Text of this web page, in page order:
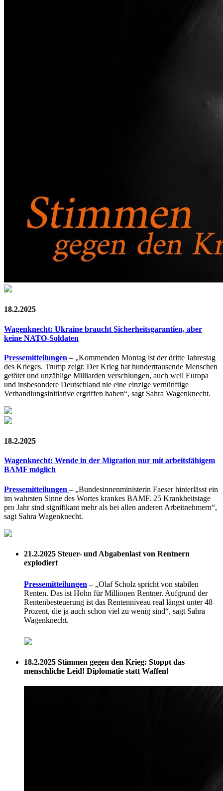
18.2.2025
Wagenknecht: Ukraine braucht Sicherheitsgarantien, aber
keine NATO-Soldaten
Pressemitteilungen – „Kommenden Montag ist der dritte Jahrestag
des Krieges. Trump zeigt: Der Krieg hat hunderttausende Menschen
getötet und unzählige Milliarden verschlungen, auch weil Europa
und insbesondere Deutschland nie eine einzige vernünftige
Verhandlungsinitiative ergriffen haben“, sagt Sahra Wagenknecht.
18.2.2025
Wagenknecht: Wende in der Migration nur mit arbeitsfähigem
BAMF möglich
Pressemitteilungen – „Bundesinnenministerin Faeser hinterlässt ein
im wahrsten Sinne des Wortes krankes BAMF. 25 Krankheitstage
pro Jahr sind signifikant mehr als bei allen anderen Arbeitnehmern“,
sagt Sahra Wagenknecht.
21.2.2025 Steuer- und Abgabenlast von Rentnern
explodiert
Pressemitteilungen –„Olaf Scholz spricht von stabilen
Renten. Das ist Hohn für Millionen Rentner. Aufgrund der
Rentenbesteuerung ist das Rentenniveau real längst unter 48
Prozent, die ja auch schon viel zu wenig sind“, sagt Sahra
Wagenknecht.
18.2.2025 Stimmen gegen den Krieg: Stoppt das
menschliche Leid! Diplomatie statt Waffen!